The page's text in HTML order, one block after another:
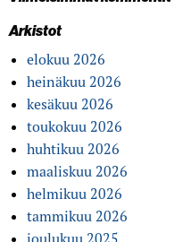
Arkistot
elokuu 2026
heinäkuu 2026
kesäkuu 2026
toukokuu 2026
huhtikuu 2026
maaliskuu 2026
helmikuu 2026
tammikuu 2026
joulukuu 2025